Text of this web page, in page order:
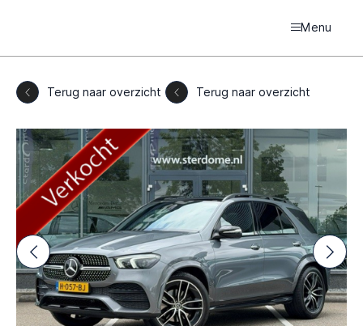
Menu
Terug naar overzicht Terug naar overzicht